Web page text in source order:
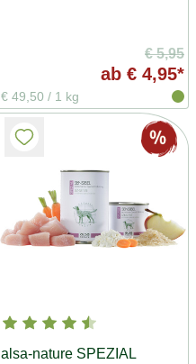
€ 5,95
ab € 4,95*
€ 49,50 / 1 kg
alsa-nature SPEZIAL